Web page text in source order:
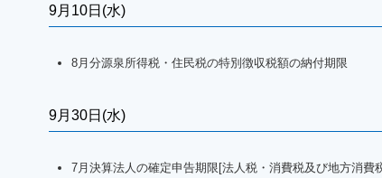
9月10日(水)
8月分源泉所得税・住民税の特別徴収税額の納付期限
9月30日(水)
7月決算法人の確定申告期限[法人税・消費税及び地方消